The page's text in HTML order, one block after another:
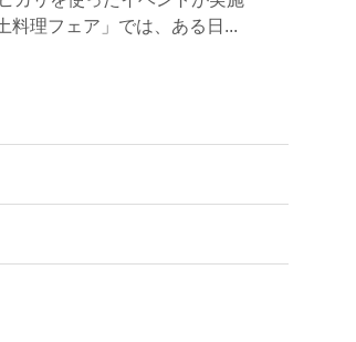
料理フェア」では、ある日...